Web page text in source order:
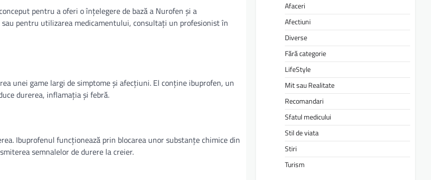
pentru a oferi o înțelegere de bază a Nurofen și a
pentru utilizarea medicamentului, consultați un profesionist în
unei game largi de simptome și afecțiuni. El conține ibuprofen, un
durerea, inflamația și febră.
Ibuprofenul funcționează prin blocarea unor substanțe chimice din
semnalelor de durere la creier.
Afaceri
Afectiuni
Diverse
Fără categorie
LifeStyle
Mit sau Realitate
Recomandari
Sfatul medicului
Stil de viata
Stiri
Turism